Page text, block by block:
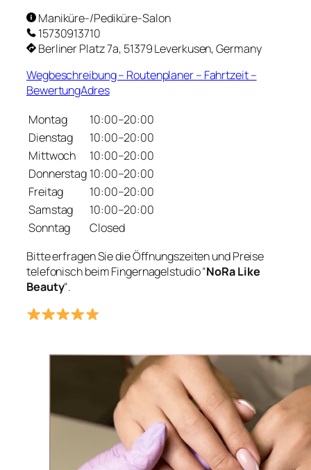
Maniküre-/Pediküre-Salon
15730913710
Berliner Platz 7a, 51379 Leverkusen, Germany
Wegbeschreibung – Routenplaner – Fahrtzeit –
BewertungAdres
Montag
10:00–20:00
Dienstag
10:00–20:00
Mittwoch
10:00–20:00
Donnerstag 10:00–20:00
Freitag
10:00–20:00
Samstag
10:00–20:00
Sonntag
Closed
Bitte erfragen Sie die Öffnungszeiten und Preise
telefonisch beim Fingernagelstudio “NoRa Like
Beauty“.